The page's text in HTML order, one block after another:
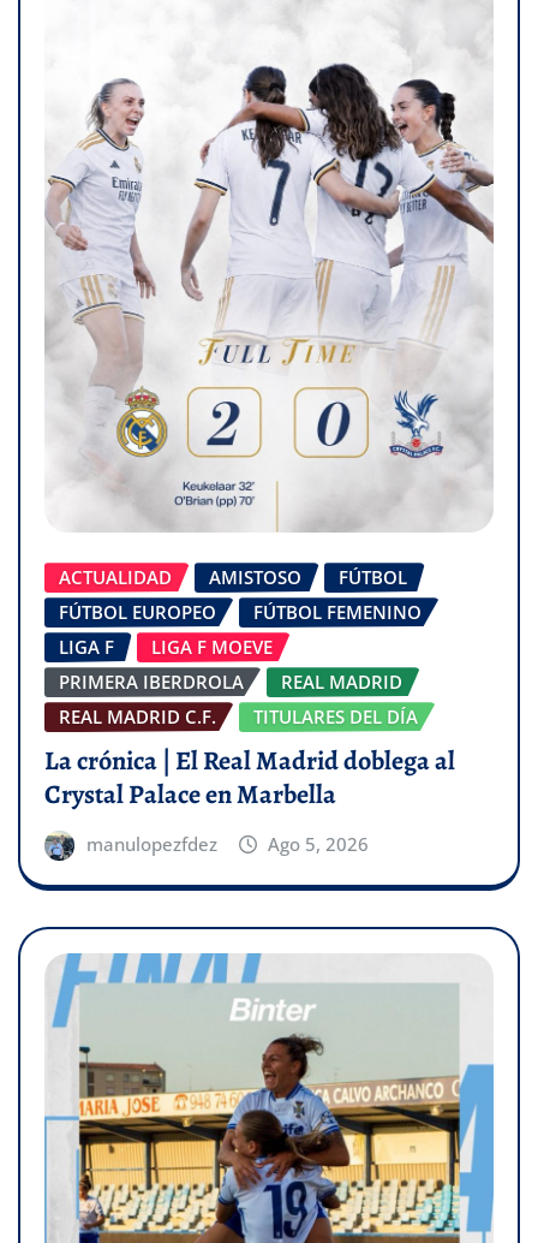
ACTUALIDAD AMISTOSO
FÚTBOL
FÚTBOL EUROPEO
FÚTBOL FEMENINO
LIGA F
LIGA F MOEVE
PRIMERA IBERDROLA
REAL MADRID
REAL MADRID C.F.
TITULARES DEL DÍA
La crónica | El Real Madrid doblega al
Crystal Palace en Marbella
manulopezfdez Ago 5, 2026